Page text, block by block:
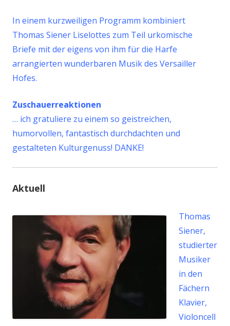
In einem kurzweiligen Programm kombiniert
Thomas Siener Liselottes zum Teil urkomische
Briefe mit der eigens von ihm für die Harfe
arrangierten wunderbaren Musik des Versailler
Hofes.
Zuschauerreaktionen
… ich gratuliere zu einem so geistreichen,
humorvollen, fantastisch durchdachten und
gestalteten Kulturgenuss! DANKE!
Aktuell
Thomas
Siener,
studierter
Musiker
in den
Fächern
Klavier,
Violoncell